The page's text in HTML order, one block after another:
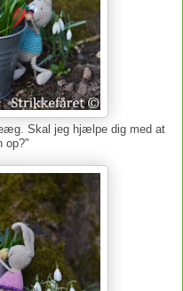
Skal jeg hjælpe dig med at
op?"